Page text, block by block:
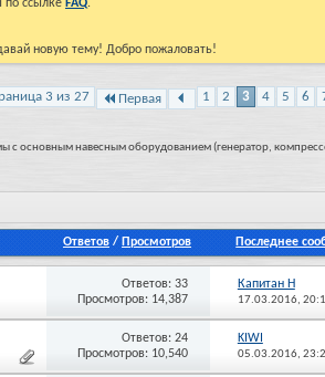
по ссылке FAQ.
новую тему! Добро пожаловать!
3 из 27 Первая 1 2 3 4 5 6
с основным навесным оборудованием (генератор,
Ответов / Просмотров Последнее
Ответов: 33
Просмотров: 14,387
Капитан Н
17.03.2016,
Ответов: 24
Просмотров: 10,540
KIWI
05.03.2016,